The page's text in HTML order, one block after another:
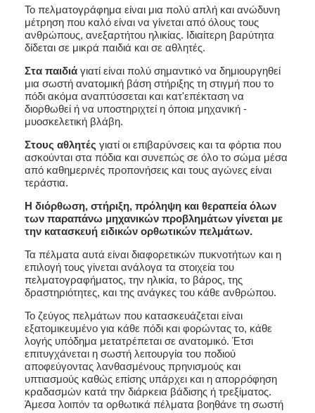
Το πελματογράφημα είναι μια πολύ απλή και ανώδυνη
μέτρηση που καλό είναι να γίνεται από όλους τους
ανθρώπους, ανεξαρτήτου ηλικίας. Ιδιαίτερη βαρύτητα
δίδεται σε μικρά παιδιά και σε αθλητές.
Στα παιδιά γιατί είναι πολύ σημαντικό να δημιουργηθεί
μια σωστή ανατομική βάση στήριξης τη στιγμή που το
πόδι ακόμα αναπτύσσεται και κατ'επέκταση να
διορθωθεί ή να υποστηριχτεί η όποια μηχανική -
μυοσκελετική βλάβη.
Στους αθλητές γιατί οι επιβαρύνσεις και τα φόρτια που
ασκούνται στα πόδια και συνεπώς σε όλο το σώμα μέσα
από καθημερινές προπονήσεις και τους αγώνες είναι
τεράστια.
Η διόρθωση, στήριξη, πρόληψη και θεραπεία όλων
των παραπάνω μηχανικών προβλημάτων γίνεται με
την κατασκευή ειδικών ορθωτικών πελμάτων.
Τα πέλματα αυτά είναι διαφορετικών πυκνοτήτων και η
επιλογή τους γίνεται ανάλογα τα στοιχεία του
πελματογραφήματος, την ηλικία, το βάρος, της
δραστηριότητες, και της ανάγκες του κάθε ανθρώπου.
Το ζεύγος πελμάτων που κατασκευάζεται είναι
εξατομικευμένο για κάθε πόδι και φορώντας το, κάθε
λογής υπόδημα μετατρέπεται σε ανατομικό. Έτσι
επιτυγχάνεται η σωστή λειτουργία του ποδιού
αποφεύγοντας λανθασμένους πρηνισμούς και
υπτιασμούς καθώς επίσης υπάρχει και η απορρόφηση
κραδασμών κατά την διάρκεια βάδισης ή τρεξίματος.
Άμεσα λοιπόν τα ορθωτικά πέλματα βοηθάνε τη σωστή